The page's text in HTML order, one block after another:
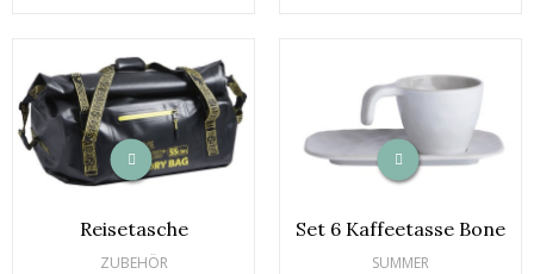
Reisetasche
ZUBEHÖR
Set 6 Kaffeetasse Bone
SUMMER